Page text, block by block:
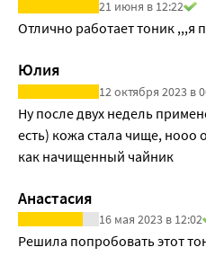
21 июня в 12:22
Отлично работает тоник ,,,я
Юлия
12 октября 2023 в
Ну после двух недель
есть) кожа стала чище, нооо
как начищенный чайник
Анастасия
16 мая 2023 в 12:02
Решила попробовать этот